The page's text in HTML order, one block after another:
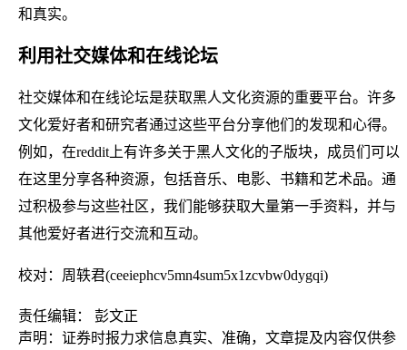
和真实。
利用社交媒体和在线论坛
社交媒体和在线论坛是获取黑人文化资源的重要平台。许多
文化爱好者和研究者通过这些平台分享他们的发现和心得。
例如，在reddit上有许多关于黑人文化的子版块，成员们可以
在这里分享各种资源，包括音乐、电影、书籍和艺术品。通
过积极参与这些社区，我们能够获取大量第一手资料，并与
其他爱好者进行交流和互动。
校对：周轶君(ceeiephcv5mn4sum5x1zcvbw0dygqi)
责任编辑： 彭文正
声明：证券时报力求信息真实、准确，文章提及内容仅供参